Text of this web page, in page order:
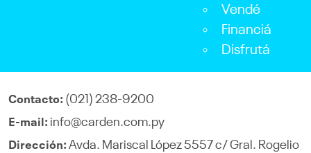
Vendé
Financiá
Disfrutá
Contacto: (021) 238-9200
E-mail: info@carden.com.py
Dirección: Avda. Mariscal López 5557 c/ Gral. Rogelio